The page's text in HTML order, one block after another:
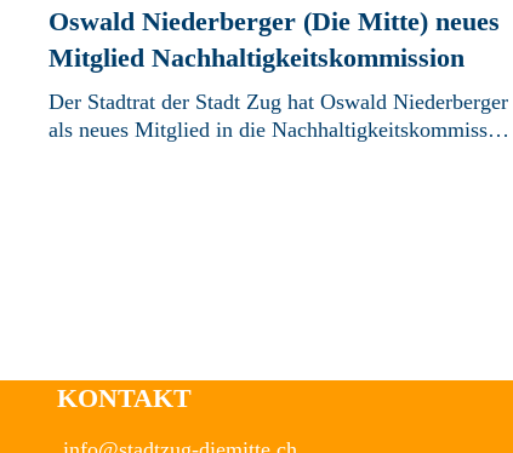
Oswald Niederberger (Die Mitte) neues
Mitglied Nachhaltigkeitskommission
Der Stadtrat der Stadt Zug hat Oswald Niederberger
als neues Mitglied in die Nachhaltigkeitskommiss…
KONTAKT